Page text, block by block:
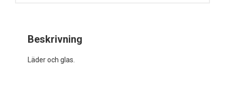
Beskrivning
Läder och glas.